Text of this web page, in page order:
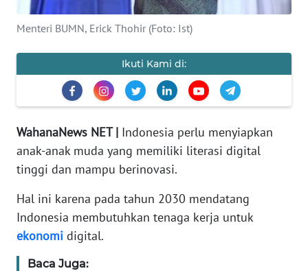
Menteri BUMN, Erick Thohir (Foto: Ist)
Ikuti Kami di:
WahanaNews NET | Indonesia perlu menyiapkan
anak-anak muda yang memiliki literasi digital
tinggi dan mampu berinovasi.
Hal ini karena pada tahun 2030 mendatang
Indonesia membutuhkan tenaga kerja untuk
ekonomi digital.
Baca Juga:
KAMI
KAMI
PEDOMAN
SIBER
REDAKSI